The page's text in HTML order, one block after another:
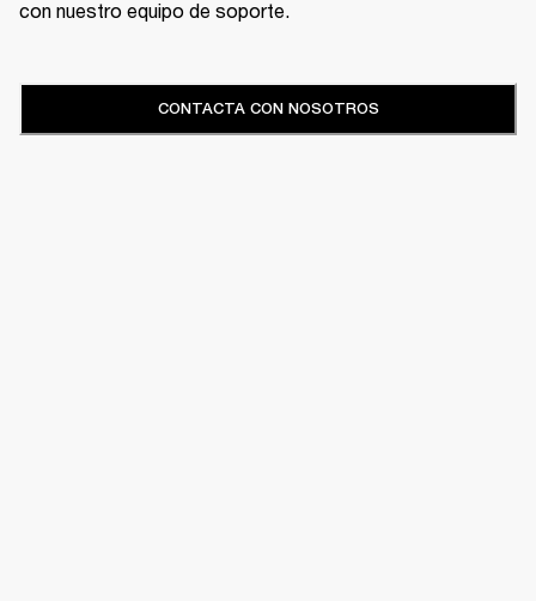
con nuestro equipo de soporte.
CONTACTA CON NOSOTROS